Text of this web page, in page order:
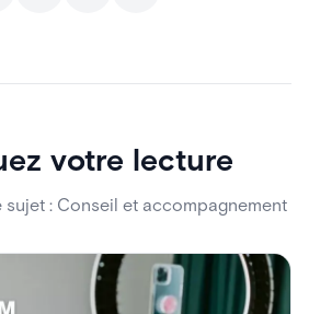
votre lecture
sujet : Conseil et accompagnement